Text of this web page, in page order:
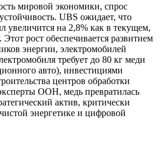
мировой экономики, спрос
UBS ожидает, что
увеличится на 2,8% как в текущем,
рост обеспечивается развитием
энергии, электромобилей
требует до 80 кг меди
авто), инвестициями
центров обработки
ООН, медь превратилась
актив, критически
энергетике и цифровой